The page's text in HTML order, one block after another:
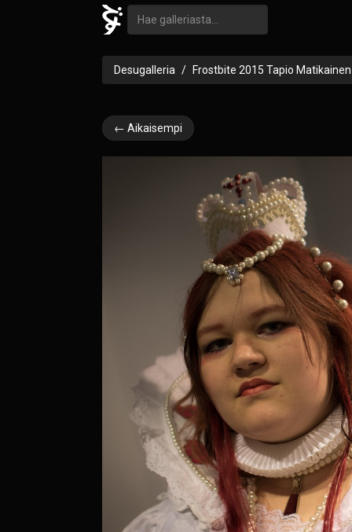
Desugalleria Frostbite 2015 Tapio Matikainen
← Aikaisempi